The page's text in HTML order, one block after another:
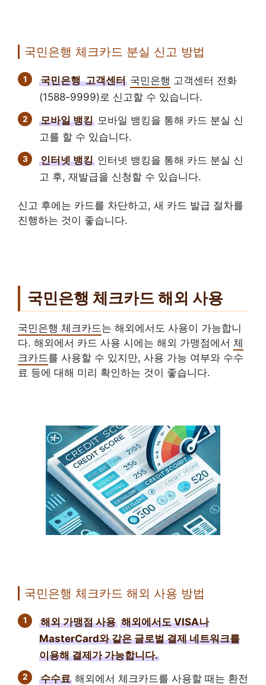
국민은행 체크카드 분실 신고 방법
국민은행 고객센터 국민은행 고객센터 전화
(1588-9999)로 신고할 수 있습니다.
모바일 뱅킹 모바일 뱅킹을 통해 카드 분실 신
고를 할 수 있습니다.
인터넷 뱅킹 인터넷 뱅킹을 통해 카드 분실 신
고 후, 재발급을 신청할 수 있습니다.
신고 후에는 카드를 차단하고, 새 카드 발급 절차를
진행하는 것이 좋습니다.
국민은행 체크카드 해외 사용
국민은행 체크카드는 해외에서도 사용이 가능합니
다. 해외에서 카드 사용 시에는 해외 가맹점에서 체
크카드를 사용할 수 있지만, 사용 가능 여부와 수수
료 등에 대해 미리 확인하는 것이 좋습니다.
국민은행 체크카드 해외 사용 방법
해외 가맹점 사용 해외에서도 VISA나
MasterCard와 같은 글로벌 결제 네트워크를
이용해 결제가 가능합니다.
수수료 해외에서 체크카드를 사용할 때는 환전